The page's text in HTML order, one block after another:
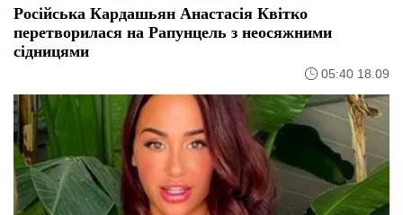
Російська Кардашьян Анастасія Квітко
перетворилася на Рапунцель з неосяжними
сідницями
05:40 18.09